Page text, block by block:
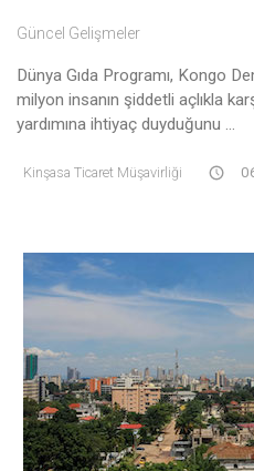
Güncel Gelişmeler
Dünya Gıda Programı, Kongo
milyon insanın şiddetli açlıkla
yardımına ihtiyaç duyduğunu ...
Kinşasa Ticaret Müşavirliği